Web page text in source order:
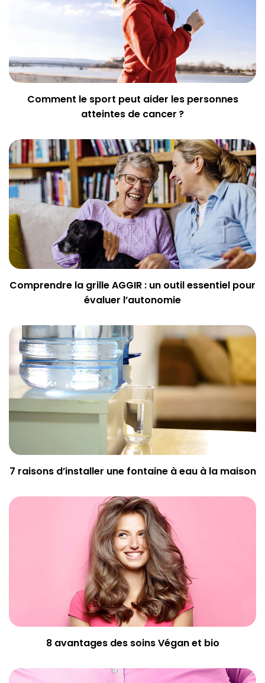
Comment le sport peut aider les personnes
atteintes de cancer ?
Comprendre la grille AGGIR : un outil essentiel pour
évaluer l’autonomie
7 raisons d’installer une fontaine à eau à la maison
8 avantages des soins Végan et bio